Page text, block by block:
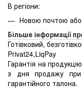
В регіони:
Новою почтою або
Більше інформації
Готівковий,
Privat24,LiqPay
Гарантія на
з дня продажу при
гарантійного талона.